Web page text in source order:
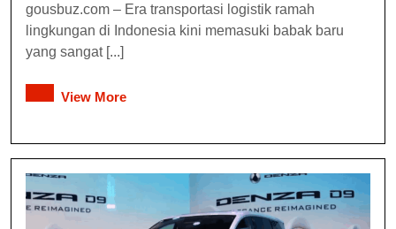
gousbuz.com – Era transportasi logistik ramah
lingkungan di Indonesia kini memasuki babak baru
yang sangat [...]
View More